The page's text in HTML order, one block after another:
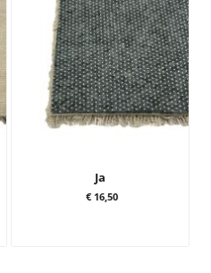
Ja
€ 16,50